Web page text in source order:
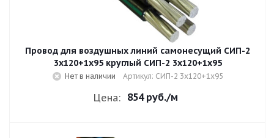
Провод для воздушных линий самонесущий СИП-2
3х120+1х95 круглый СИП-2 3х120+1х95
Нет в наличии Артикул: СИП-2 3х120+1х95
Цена: 854 руб./м